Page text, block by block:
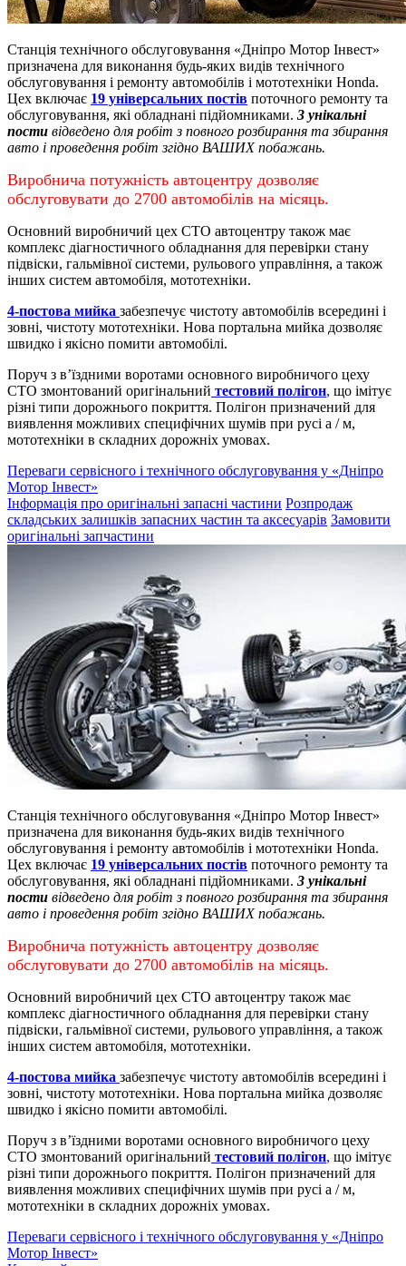
Станція технічного обслуговування «Дніпро Мотор Інвест»
призначена для виконання будь-яких видів технічного
обслуговування і ремонту автомобілів і мототехніки Honda.
Цех включає 19 універсальних постів поточного ремонту та
обслуговування, які обладнані підйомниками. 3 унікальні
пости відведено для робіт з повного розбирання та збирання
авто і проведення робіт згідно ВАШИХ побажань.
Виробнича потужність автоцентру дозволяє
обслуговувати до 2700 автомобілів на місяць.
Основний виробничий цех СТО автоцентру також має
комплекс діагностичного обладнання для перевірки стану
підвіски, гальмівної системи, рульового управління, а також
інших систем автомобіля, мототехніки.
4-постова мийка забезпечує чистоту автомобілів всередині і
зовні, чистоту мототехніки. Нова портальна мийка дозволяє
швидко і якісно помити автомобілі.
Поруч з в’їздними воротами основного виробничого цеху
СТО змонтований оригінальний тестовий полігон, що імітує
різні типи дорожнього покриття. Полігон призначений для
виявлення можливих специфічних шумів при русі а / м,
мототехніки в складних дорожніх умовах.
Переваги сервісного і технічного обслуговування у «Дніпро
Мотор Інвест»
Інформація про оригінальні запасні частини Розпродаж
складських залишків запасних частин та аксесуарів Замовити
оригінальні запчастини
Станція технічного обслуговування «Дніпро Мотор Інвест»
призначена для виконання будь-яких видів технічного
обслуговування і ремонту автомобілів і мототехніки Honda.
Цех включає 19 універсальних постів поточного ремонту та
обслуговування, які обладнані підйомниками. 3 унікальні
пости відведено для робіт з повного розбирання та збирання
авто і проведення робіт згідно ВАШИХ побажань.
Виробнича потужність автоцентру дозволяє
обслуговувати до 2700 автомобілів на місяць.
Основний виробничий цех СТО автоцентру також має
комплекс діагностичного обладнання для перевірки стану
підвіски, гальмівної системи, рульового управління, а також
інших систем автомобіля, мототехніки.
4-постова мийка забезпечує чистоту автомобілів всередині і
зовні, чистоту мототехніки. Нова портальна мийка дозволяє
швидко і якісно помити автомобілі.
Поруч з в’їздними воротами основного виробничого цеху
СТО змонтований оригінальний тестовий полігон, що імітує
різні типи дорожнього покриття. Полігон призначений для
виявлення можливих специфічних шумів при русі а / м,
мототехніки в складних дорожніх умовах.
Переваги сервісного і технічного обслуговування у «Дніпро
Мотор Інвест»